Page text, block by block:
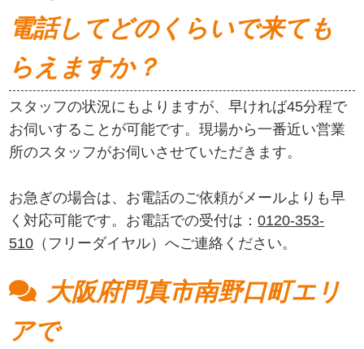
電話してどのくらいで来ても
らえますか？
スタッフの状況にもよりますが、早ければ45分程で
お伺いすることが可能です。現場から一番近い営業
所のスタッフがお伺いさせていただきます。
お急ぎの場合は、お電話のご依頼がメールよりも早
く対応可能です。お電話での受付は：0120-353-
510 （フリーダイヤル）へご連絡ください。
大阪府門真市南野口町エリ
アで